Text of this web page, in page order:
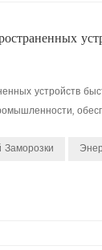
устройств
Заморозки